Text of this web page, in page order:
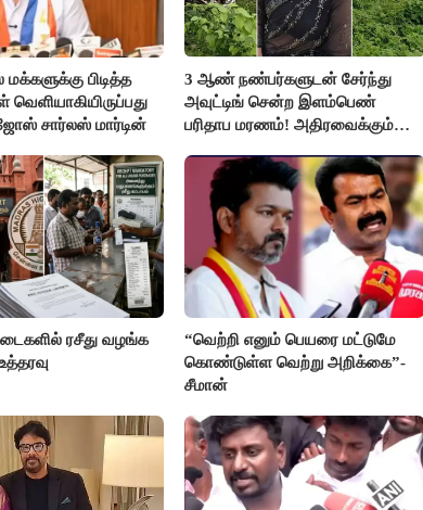
மக்களுக்கு பிடித்த
வெளியாகியிருப்பது
சார்லஸ் மார்டின்
3 ஆண் நண்பர்களுடன் சேர்ந்து
அவுட்டிங் சென்ற இளம்பெண்
பரிதாப மரணம்! அதிரவைக்கும்
ரசீது வழங்க
“வெற்றி எனும் பெயரை மட்டுமே
கொண்டுள்ள வெற்று அறிக்கை”-
சீமான்